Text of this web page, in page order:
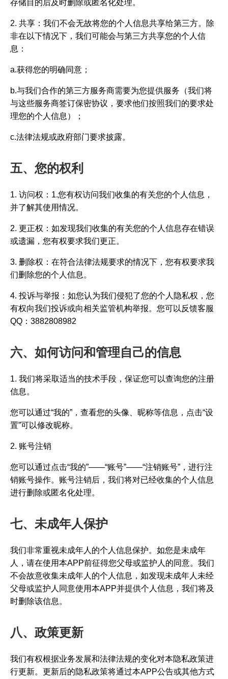
存储目的后及时删除或匿名化处理。
2. 共享：我们不会无故将您的个人信息共享给第三方。除
非在以下情况下，我们可能会与第三方共享您的个人信
息：
a.获得您的明确同意；
b.与我们合作的第三方服务商需要为您提供服务（我们将
与这些服务商签订保密协议，要求他们按照我们的要求处
理您的个人信息）；
c.法律法规或政府部门要求披露。
五、您的权利
1. 访问权：1.您有权访问我们收集的有关您的个人信息，
并了解其使用情况。
2. 更正权：如发现我们收集的有关您的个人信息存在错误
或遗漏，您有权要求我们更正。
3. 删除权：在符合法律法规要求的情况下，您有权要求我
们删除您的个人信息。
4. 投诉与举报：如您认为我们侵犯了您的个人隐私权，您
有权向我们投诉或向相关监管机构举报。您可以反馈客服
QQ：3882808982
六、如何访问和管理自己的信息
1. 我们将采取适当的技术手段，保证您可以查询您的注册
信息。
您可以通过“我的”，查看您的头像、昵称等信息，点击“设
置”可以修改昵称。
2. 账号注销
您可以通过点击“我的”——“账号”——“注销账号”，进行注
销账号操作。账号注销后，我们将对已经收集的个人信息
进行删除或匿名化处理。
七、未成年人保护
我们非常重视未成年人的个人信息保护。如您是未成年
人，请在使用本APP前征得您父母或监护人的同意。我们
不会故意收集未成年人的个人信息，如发现未成年人未经
父母或监护人同意使用本APP并提供个人信息，我们将及
时删除该信息。
八、政策更新
我们有权根据业务发展和法律法规的变化对本隐私政策进
行更新。更新后的隐私政策将通过本APP公告或其他方式